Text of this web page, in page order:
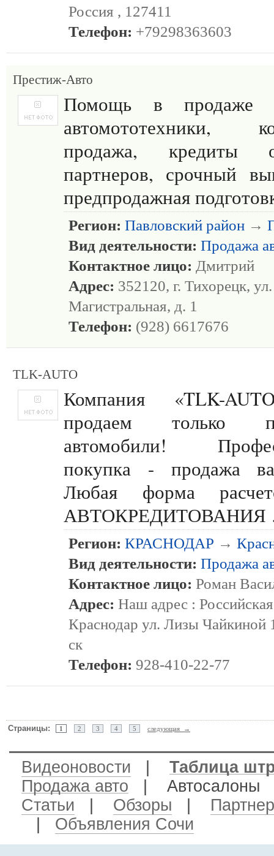
Россия , 127411
Телефон: +79298363603
Престиж-Авто
Помощь в продаже
автомототехники,
продажа, кредиты
партнеров, срочный
предпродажная
Регион: Павловский район →
Вид деятельности: Продажа
Контактное лицо: Дмитрий
Адрес: 352120, г. Тихорецк, ул.
Магистральная, д. 1
Телефон: (928) 6617676
TLK-AUTO
Компания «TLK-
продаем только
автомобили!
покупка - продажа
Любая форма
Регион: КРАСНОДАР →
Вид деятельности: Продажа
Контактное лицо: Роман
Адрес: Наш адрес :
Краснодар ул. Лизы Чайкиной
ск
Телефон: 928-410-22-77
Страницы: 1 2 3 4 5 следующая →
Видеоновости
Таблица
Продажа авто |
Статьи
Обзоры
Объявления Сочи